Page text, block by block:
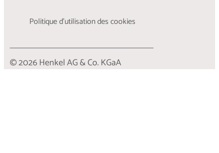
Politique d’utilisation des cookies
© 2026 Henkel AG & Co. KGaA